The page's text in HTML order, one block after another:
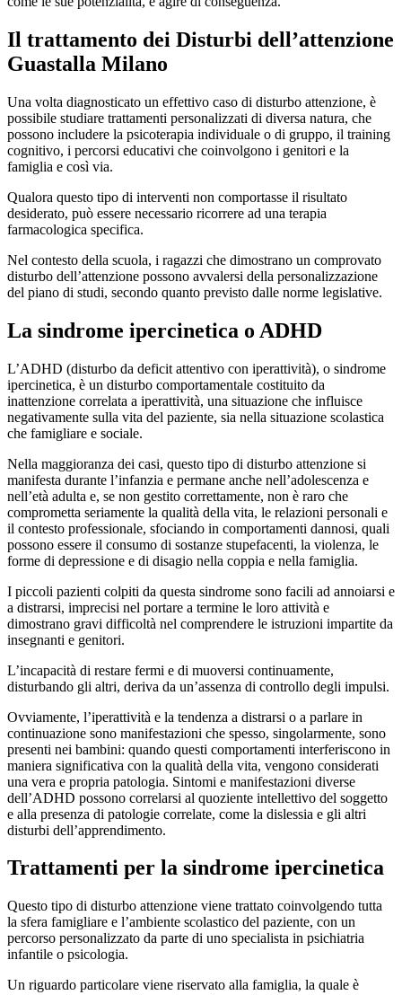
Il trattamento dei Disturbi dell’attenzione
Guastalla Milano
Una volta diagnosticato un effettivo caso di disturbo attenzione, è
possibile studiare trattamenti personalizzati di diversa natura, che
possono includere la psicoterapia individuale o di gruppo, il training
cognitivo, i percorsi educativi che coinvolgono i genitori e la
famiglia e così via.
Qualora questo tipo di interventi non comportasse il risultato
desiderato, può essere necessario ricorrere ad una terapia
farmacologica specifica.
Nel contesto della scuola, i ragazzi che dimostrano un comprovato
disturbo dell’attenzione possono avvalersi della personalizzazione
del piano di studi, secondo quanto previsto dalle norme legislative.
La sindrome ipercinetica o ADHD
L’ADHD (disturbo da deficit attentivo con iperattività), o sindrome
ipercinetica, è un disturbo comportamentale costituito da
inattenzione correlata a iperattività, una situazione che influisce
negativamente sulla vita del paziente, sia nella situazione scolastica
che famigliare e sociale.
Nella maggioranza dei casi, questo tipo di disturbo attenzione si
manifesta durante l’infanzia e permane anche nell’adolescenza e
nell’età adulta e, se non gestito correttamente, non è raro che
comprometta seriamente la qualità della vita, le relazioni personali e
il contesto professionale, sfociando in comportamenti dannosi, quali
possono essere il consumo di sostanze stupefacenti, la violenza, le
forme di depressione e di disagio nella coppia e nella famiglia.
I piccoli pazienti colpiti da questa sindrome sono facili ad annoiarsi e
a distrarsi, imprecisi nel portare a termine le loro attività e
dimostrano gravi difficoltà nel comprendere le istruzioni impartite da
insegnanti e genitori.
L’incapacità di restare fermi e di muoversi continuamente,
disturbando gli altri, deriva da un’assenza di controllo degli impulsi.
Ovviamente, l’iperattività e la tendenza a distrarsi o a parlare in
continuazione sono manifestazioni che spesso, singolarmente, sono
presenti nei bambini: quando questi comportamenti interferiscono in
maniera significativa con la qualità della vita, vengono considerati
una vera e propria patologia. Sintomi e manifestazioni diverse
dell’ADHD possono correlarsi al quoziente intellettivo del soggetto
e alla presenza di patologie correlate, come la dislessia e gli altri
disturbi dell’apprendimento.
Trattamenti per la sindrome ipercinetica
Questo tipo di disturbo attenzione viene trattato coinvolgendo tutta
la sfera famigliare e l’ambiente scolastico del paziente, con un
percorso personalizzato da parte di uno specialista in psichiatria
infantile o psicologia.
Un riguardo particolare viene riservato alla famiglia, la quale è